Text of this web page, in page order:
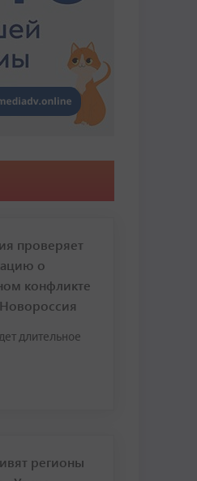
проверяет
о
конфликте
длительное
регионы